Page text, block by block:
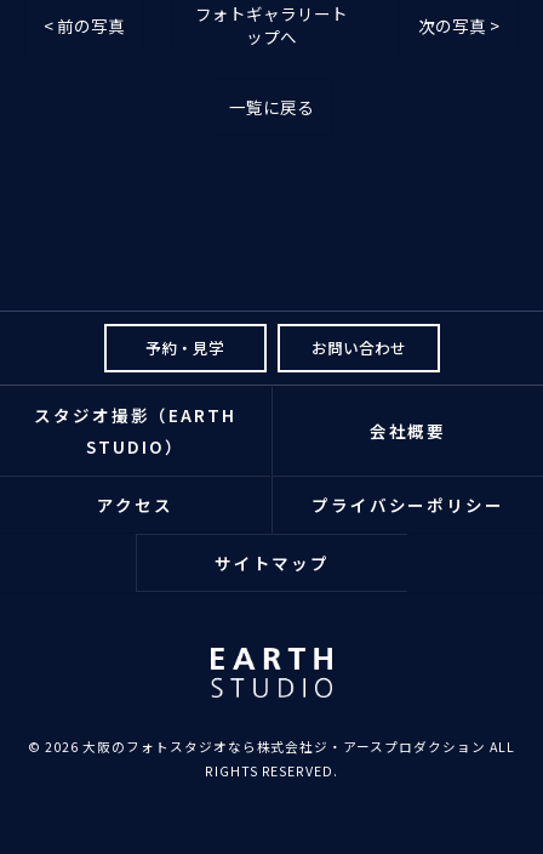
< 前の写真
フォトギャラリート
ップへ
次の写真 >
一覧に戻る
予約・見学 お問い合わせ
スタジオ撮影（EARTH
STUDIO）
会社概要
アクセス プライバシーポリシー
サイトマップ
© 2026 大阪のフォトスタジオなら株式会社ジ・アースプロダクション ALL
RIGHTS RESERVED.